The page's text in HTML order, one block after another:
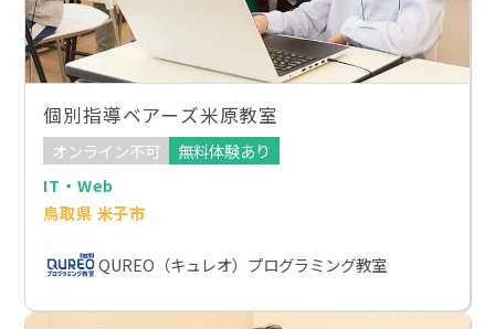
個別指導ベアーズ米原教室
オンライン不可
無料体験あり
IT・Web
鳥取県 米子市
QUREO（キュレオ）プログラミング教室